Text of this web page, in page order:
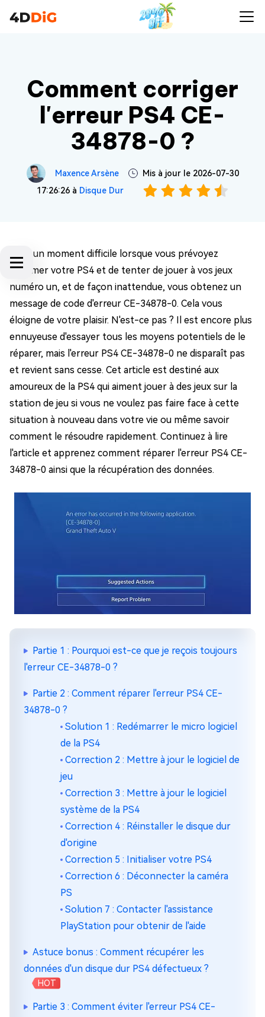
Comment corriger
l'erreur PS4 CE-
34878-0 ?
Maxence Arsène
Mis à jour le 2026-07-30
17:26:26 à Disque Dur
C'est un moment difficile lorsque vous prévoyez
d'allumer votre PS4 et de tenter de jouer à vos jeux
numéro un, et de façon inattendue, vous obtenez un
message de code d'erreur CE-34878-0. Cela vous
éloigne de votre plaisir. N'est-ce pas ? Il est encore plus
ennuyeuse d'essayer tous les moyens potentiels de le
réparer, mais l'erreur PS4 CE-34878-0 ne disparaît pas
et revient sans cesse. Cet article est destiné aux
amoureux de la PS4 qui aiment jouer à des jeux sur la
station de jeu si vous ne voulez pas faire face à cette
situation à nouveau dans votre vie ou même savoir
comment le résoudre rapidement. Continuez à lire
l'article et apprenez comment réparer l'erreur PS4 CE-
34878-0 ainsi que la récupération des données.
Partie 1 : Pourquoi est-ce que je reçois toujours
l'erreur CE-34878-0 ?
Partie 2 : Comment réparer l'erreur PS4 CE-
34878-0 ?
Solution 1 : Redémarrer le micro logiciel
de la PS4
Correction 2 : Mettre à jour le logiciel de
jeu
Correction 3 : Mettre à jour le logiciel
système de la PS4
Correction 4 : Réinstaller le disque dur
d'origine
Correction 5 : Initialiser votre PS4
Correction 6 : Déconnecter la caméra
PS
Solution 7 : Contacter l'assistance
PlayStation pour obtenir de l'aide
Astuce bonus : Comment récupérer les
données d'un disque dur PS4 défectueux ?
HOT
Partie 3 : Comment éviter l'erreur PS4 CE-